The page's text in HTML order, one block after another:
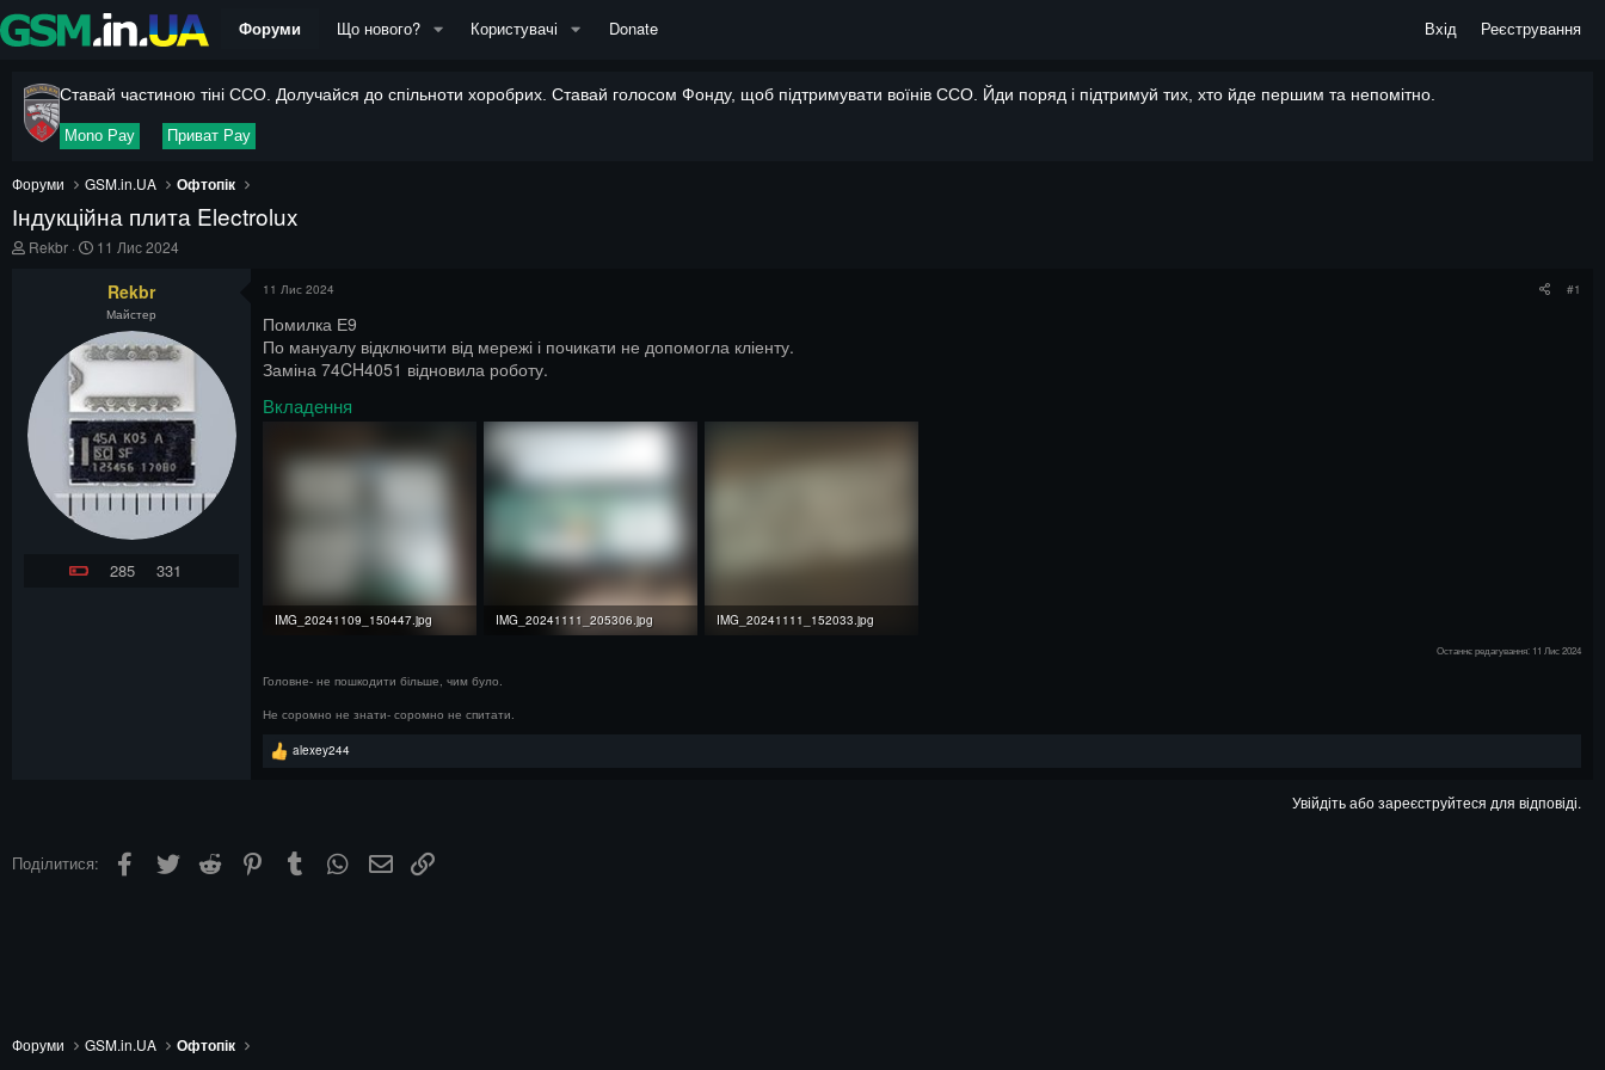
Форуми Що нового? Користувачі Donate Вхід Реєстрування
Ставай частиною тіні ССО. Долучайся до спільноти хоробрих. Ставай голосом Фонду, щоб підтримувати воїнів ССО. Йди поряд і підтримуй тих, хто йде першим та непомітно.
Mono Pay Приват Pay
Форуми GSM.in.UA Офтопік
Індукційна плита Electrolux
А
и
Rekbr
Д
о
ч
т
к
у
11 Лис 2024
Rekbr
Майстер
285 331
11 Лис 2024 #1
Помилка Е9
По мануалу відключити від мережі і почикати не допомогла кліенту.
Заміна 74CH4051 відновила роботу.
Вкладення
IMG_20241109_150447.jpg
IMG_20241111_205306.jpg
IMG_20241111_152033.jpg
Останнє редагування: 11 Лис 2024
Головне- не пошкодити більше, чим було.
Не соромно не знати- соромно не спитати.
Р
ї
alexey244
Увійдіть або зареєструйтеся для відповіді.
Поділитися: FacebookTwitter Reddit PinterestTumblr WhatsAppЕлектронна пошта
Форуми GSM.in.UA Офтопік